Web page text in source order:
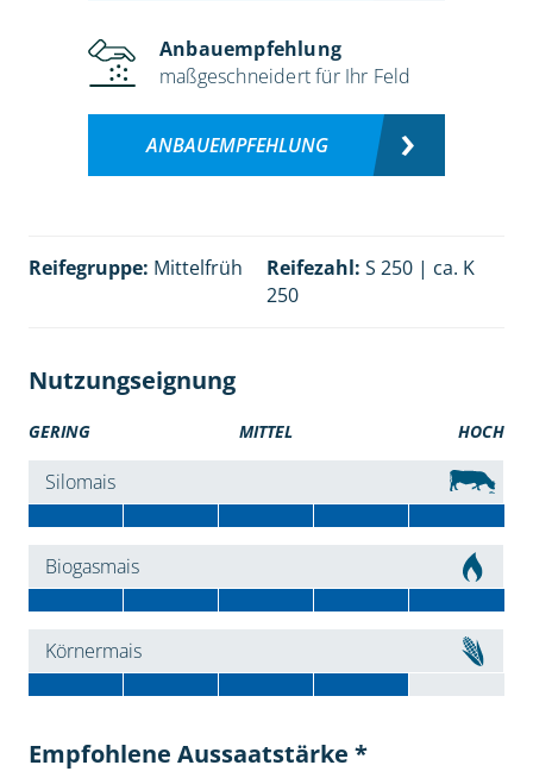
Anbauempfehlung
maßgeschneidert für Ihr Feld
ANBAUEMPFEHLUNG
Reifegruppe: Mittelfrüh Reifezahl: S 250 | ca. K
250
Nutzungseignung
GERING MITTEL HOCH
Silomais
Biogasmais
Körnermais
Empfohlene Aussaatstärke *